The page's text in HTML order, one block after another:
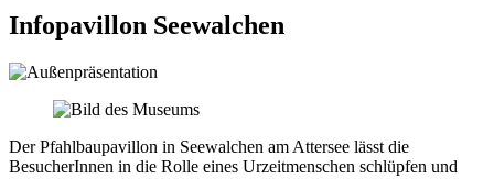
Infopavillon Seewalchen
Der Pfahlbaupavillon in Seewalchen am Attersee lässt die
BesucherInnen in die Rolle eines Urzeitmenschen schlüpfen und